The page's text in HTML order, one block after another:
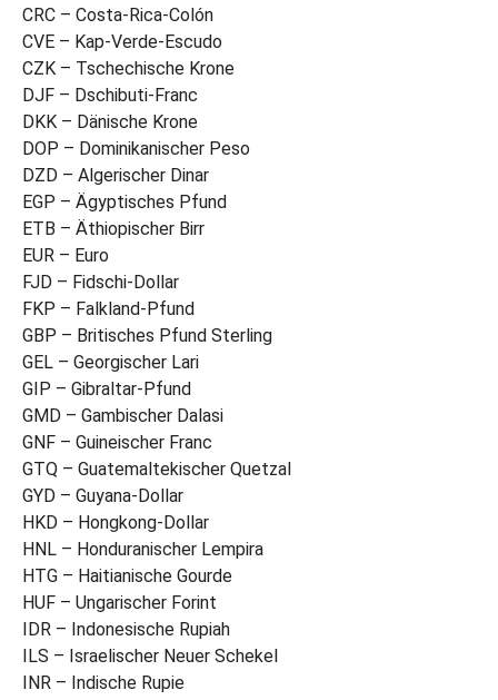
CRC – Costa-Rica-Colón
CVE – Kap-Verde-Escudo
CZK – Tschechische Krone
DJF – Dschibuti-Franc
DKK – Dänische Krone
DOP – Dominikanischer Peso
DZD – Algerischer Dinar
EGP – Ägyptisches Pfund
ETB – Äthiopischer Birr
EUR – Euro
FJD – Fidschi-Dollar
FKP – Falkland-Pfund
GBP – Britisches Pfund Sterling
GEL – Georgischer Lari
GIP – Gibraltar-Pfund
GMD – Gambischer Dalasi
GNF – Guineischer Franc
GTQ – Guatemaltekischer Quetzal
GYD – Guyana-Dollar
HKD – Hongkong-Dollar
HNL – Honduranischer Lempira
HTG – Haitianische Gourde
HUF – Ungarischer Forint
IDR – Indonesische Rupiah
ILS – Israelischer Neuer Schekel
INR – Indische Rupie